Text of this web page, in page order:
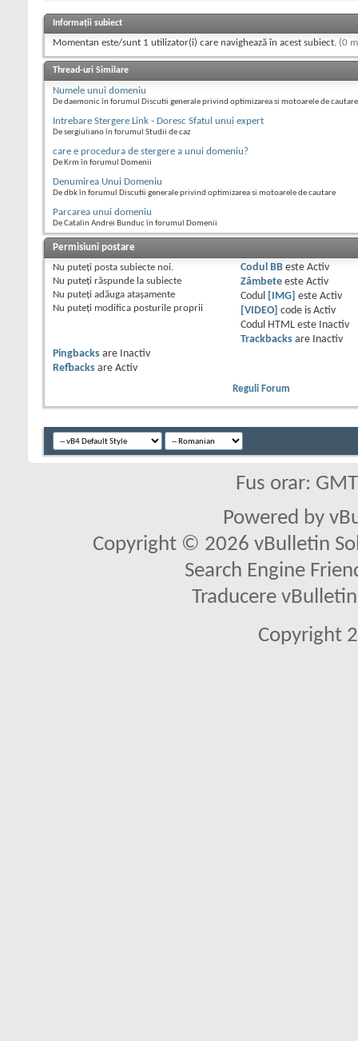
Informații subiect
Momentan este/sunt 1 utilizator(i) care navighează în acest subiect. (0
Thread-uri Similare
Numele unui domeniu
De daemonic în forumul Discutii generale privind optimizarea si motoarele de cautare
Intrebare Stergere Link - Doresc Sfatul unui expert
De sergiuliano în forumul Studii de caz
care e procedura de stergere a unui domeniu?
De Krm în forumul Domenii
Denumirea Unui Domeniu
De dbk în forumul Discutii generale privind optimizarea si motoarele de cautare
Parcarea unui domeniu
De Catalin Andrei Bunduc în forumul Domenii
Permisiuni postare
Nu puteţi posta subiecte noi.
Nu puteţi răspunde la subiecte
Nu puteţi adăuga ataşamente
Nu puteţi modifica posturile proprii
Codul BBeste Activ
Zâmbeteeste Activ
Codul
[IMG] este Activ
[VIDEO] code is Activ
Codul HTML este
Inactiv
Trackbacksare
Inactiv
Pingbacks are
Inactiv
Refbacks are Activ
Reguli Forum
Fus orar:
Powered by
Copyright © 2026 vBulletin
Search Engine
Traducere
Copyright